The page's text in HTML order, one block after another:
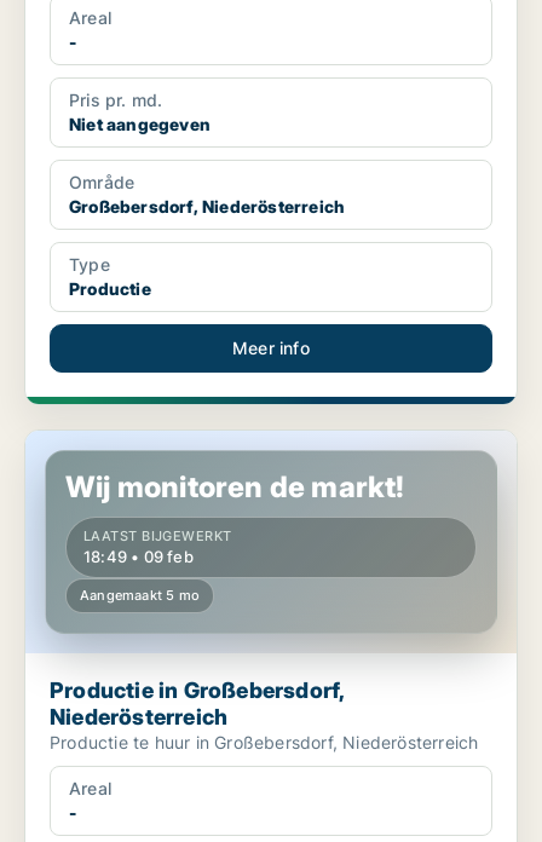
Areal
-
Pris pr. md.
Niet aangegeven
Område
Großebersdorf, Niederösterreich
Type
Productie
Meer info
Productie in Großebersdorf, Niederösterreich
Wij monitoren de markt!
LAATST BIJGEWERKT
18:49 • 09 feb
Aangemaakt 5 mo
Productie in Großebersdorf,
Niederösterreich
Productie te huur in Großebersdorf, Niederösterreich
Areal
-